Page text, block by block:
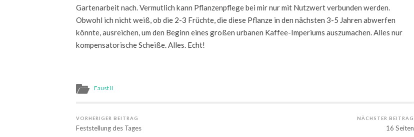
Gartenarbeit nach. Vermutlich kann Pflanzenpflege bei mir nur mit Nutzwert verbunden werden.
Obwohl ich nicht weiß, ob die 2-3 Früchte, die diese Pflanze in den nächsten 3-5 Jahren abwerfen
könnte, ausreichen, um den Beginn eines großen urbanen Kaffee-Imperiums auszumachen. Alles nur
kompensatorische Scheiße. Alles. Echt!
Faust II
VORHERIGER BEITRAG
Feststellung des Tages
NÄCHSTER BEITRAG
16 Seiten